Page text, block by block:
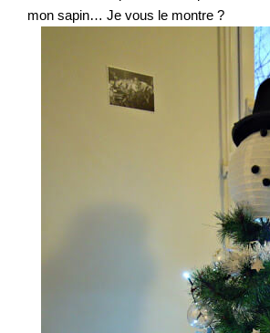
mon sapin… Je vous le montre ?